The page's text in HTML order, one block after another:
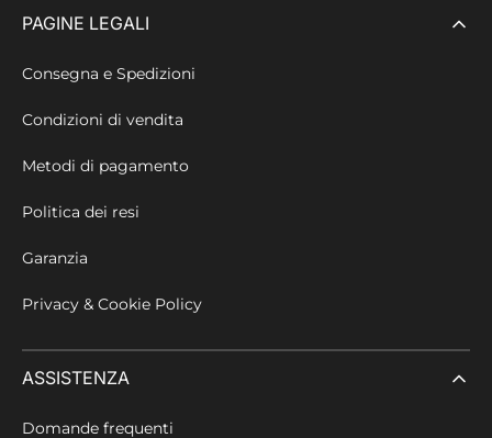
PAGINE LEGALI
Consegna e Spedizioni
Condizioni di vendita
Metodi di pagamento
Politica dei resi
Garanzia
Privacy & Cookie Policy
ASSISTENZA
Domande frequenti